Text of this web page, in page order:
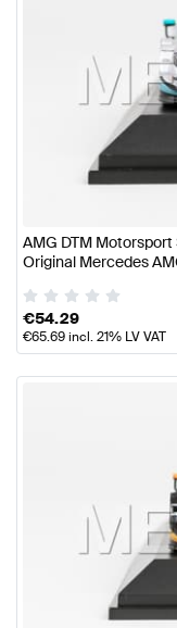
AMG DTM
Original Mercedes
€54.29
€65.69incl. 21% LV VAT